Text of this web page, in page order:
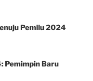
Pemilu 2024
Pemimpin Baru